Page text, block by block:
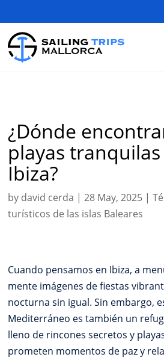
¿Dónde
playas tranquilas
Ibiza?
by david cerda |28 May, 2025 |
turísticos de las islas Baleares
Cuando pensamos en Ibiza, a
mente imágenes de fiestas
nocturna sin igual. Sin embargo,
Mediterráneo es también un
lleno de rincones secretos y
prometen momentos de paz y